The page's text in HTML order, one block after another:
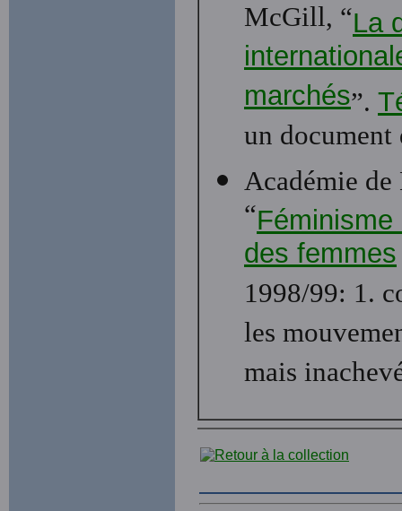
McGill, “La
marchés”.
un document
Académie
“
des femmes
1998/99: 1.
les
mais